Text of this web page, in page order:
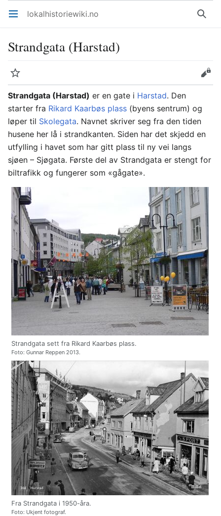
Åpne hovedmenyen lokalhistoriewiki.no Søk
Strandgata (Harstad)
Overvåk
Rediger
Strandgata (Harstad) er en gate i Harstad. Den
starter fra Rikard Kaarbøs plass (byens sentrum) og
løper til Skolegata. Navnet skriver seg fra den tiden
husene her lå i strandkanten. Siden har det skjedd en
utfylling i havet som har gitt plass til ny vei langs
sjøen – Sjøgata. Første del av Strandgata er stengt for
biltrafikk og fungerer som «gågate».
Strandgata sett fra Rikard Kaarbøs plass.
Foto: Gunnar Reppen 2013.
Fra Strandgata i 1950-åra.
Foto: Ukjent fotograf.